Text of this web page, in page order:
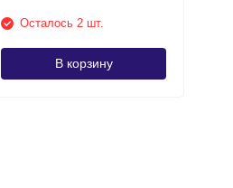
Осталось 2 шт.
В корзину